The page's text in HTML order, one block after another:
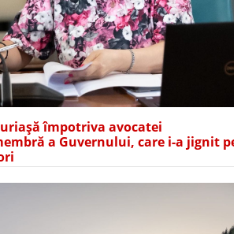
împotriva avocatei
a Guvernului, care i-a jignit pe